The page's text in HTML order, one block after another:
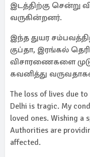
இடத்திற்கு
வருகின்றனர்.
இந்த துயர
குப்தா, இரங்கல்
விசாரணைகளை
கவனித்து
The loss of lives due
Delhi is tragic. My
loved ones. Wishing a
Authorities are
affected.